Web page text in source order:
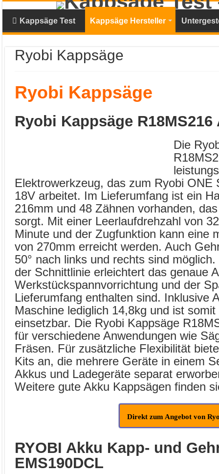
Kappsäge Test Kappsäge Hersteller
Ryobi Kappsäge
Ryobi Kappsäge
Ryobi Kappsäge R18MS216
Die
Elektrowerkzeug, das zum Ryobi ONE
18V arbeitet. Im Lieferumfang ist ein
216mm und 48 Zähnen vorhanden,
sorgt. Mit einer Leerlaufdrehzahl von
Minute und der Zugfunktion kann eine
von 270mm erreicht werden. Auch
50° nach links und rechts sind
der Schnittlinie erleichtert das genaue
Werkstückspannvorrichtung und der
Lieferumfang enthalten sind. Inklusive
Maschine lediglich 14,8kg und ist
einsetzbar. Die Ryobi Kappsäge
für verschiedene Anwendungen wie
Fräsen. Für zusätzliche Flexibilität
Kits an, die mehrere Geräte in einem
Akkus und Ladegeräte separat
Weitere gute Akku Kappsägen finden
Direkt zum Angebot von
RYOBI Akku Kapp- und
EMS190DCL